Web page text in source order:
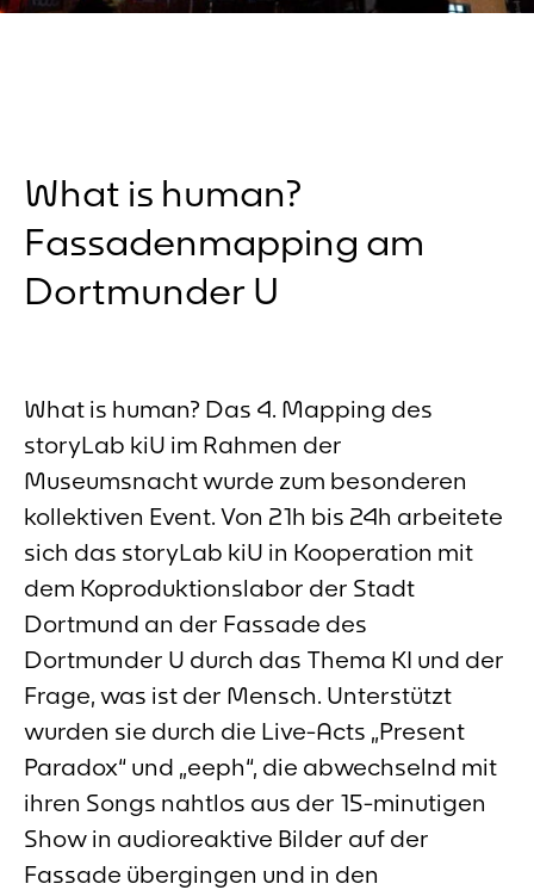
What is human?
Fassadenmapping am
Dortmunder U
What is human? Das 4. Mapping des
storyLab kiU im Rahmen der
Museumsnacht wurde zum besonderen
kollektiven Event. Von 21h bis 24h arbeitete
sich das storyLab kiU in Kooperation mit
dem Koproduktionslabor der Stadt
Dortmund an der Fassade des
Dortmunder U durch das Thema KI und der
Frage, was ist der Mensch. Unterstützt
wurden sie durch die Live-Acts „Present
Paradox“ und „eeph“, die abwechselnd mit
ihren Songs nahtlos aus der 15-minutigen
Show in audioreaktive Bilder auf der
Fassade übergingen und in den